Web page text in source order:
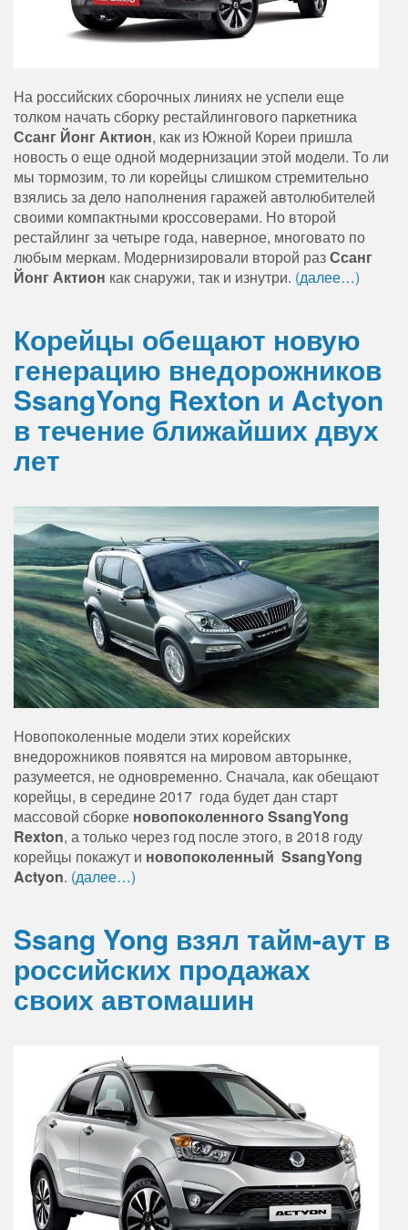
На российских сборочных линиях не успели еще
толком начать сборку рестайлингового паркетника
Ссанг Йонг Актион, как из Южной Кореи пришла
новость о еще одной модернизации этой модели. То ли
мы тормозим, то ли корейцы слишком стремительно
взялись за дело наполнения гаражей автолюбителей
своими компактными кроссоверами. Но второй
рестайлинг за четыре года, наверное, многовато по
любым меркам. Модернизировали второй разСсанг
Йонг Актион как снаружи, так и изнутри. (далее…)
Корейцы обещают новую
генерацию внедорожников
SsangYong Rexton и Actyon
в течение ближайших двух
лет
Новопоколенные модели этих корейских
внедорожников появятся на мировом авторынке,
разумеется, не одновременно. Сначала, как обещают
корейцы, в середине 2017 года будет дан старт
массовой сборке новопоколенного SsangYong
Rexton, а только через год после этого, в 2018 году
корейцы покажут и новопоколенный SsangYong
Actyon. (далее…)
Ssang Yong взял тайм-аут в
российских продажах
своих автомашин